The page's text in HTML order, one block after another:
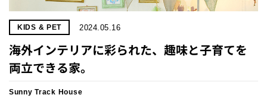
KIDS & PET 2024.05.16
海外インテリアに彩られた、趣味と子育てを
両立できる家。
Sunny Track House